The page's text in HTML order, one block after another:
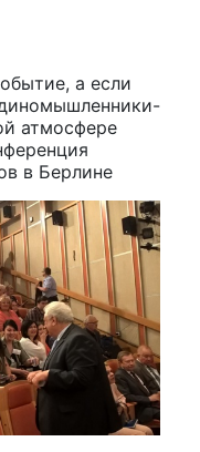
а если
атмосфере
в Берлине